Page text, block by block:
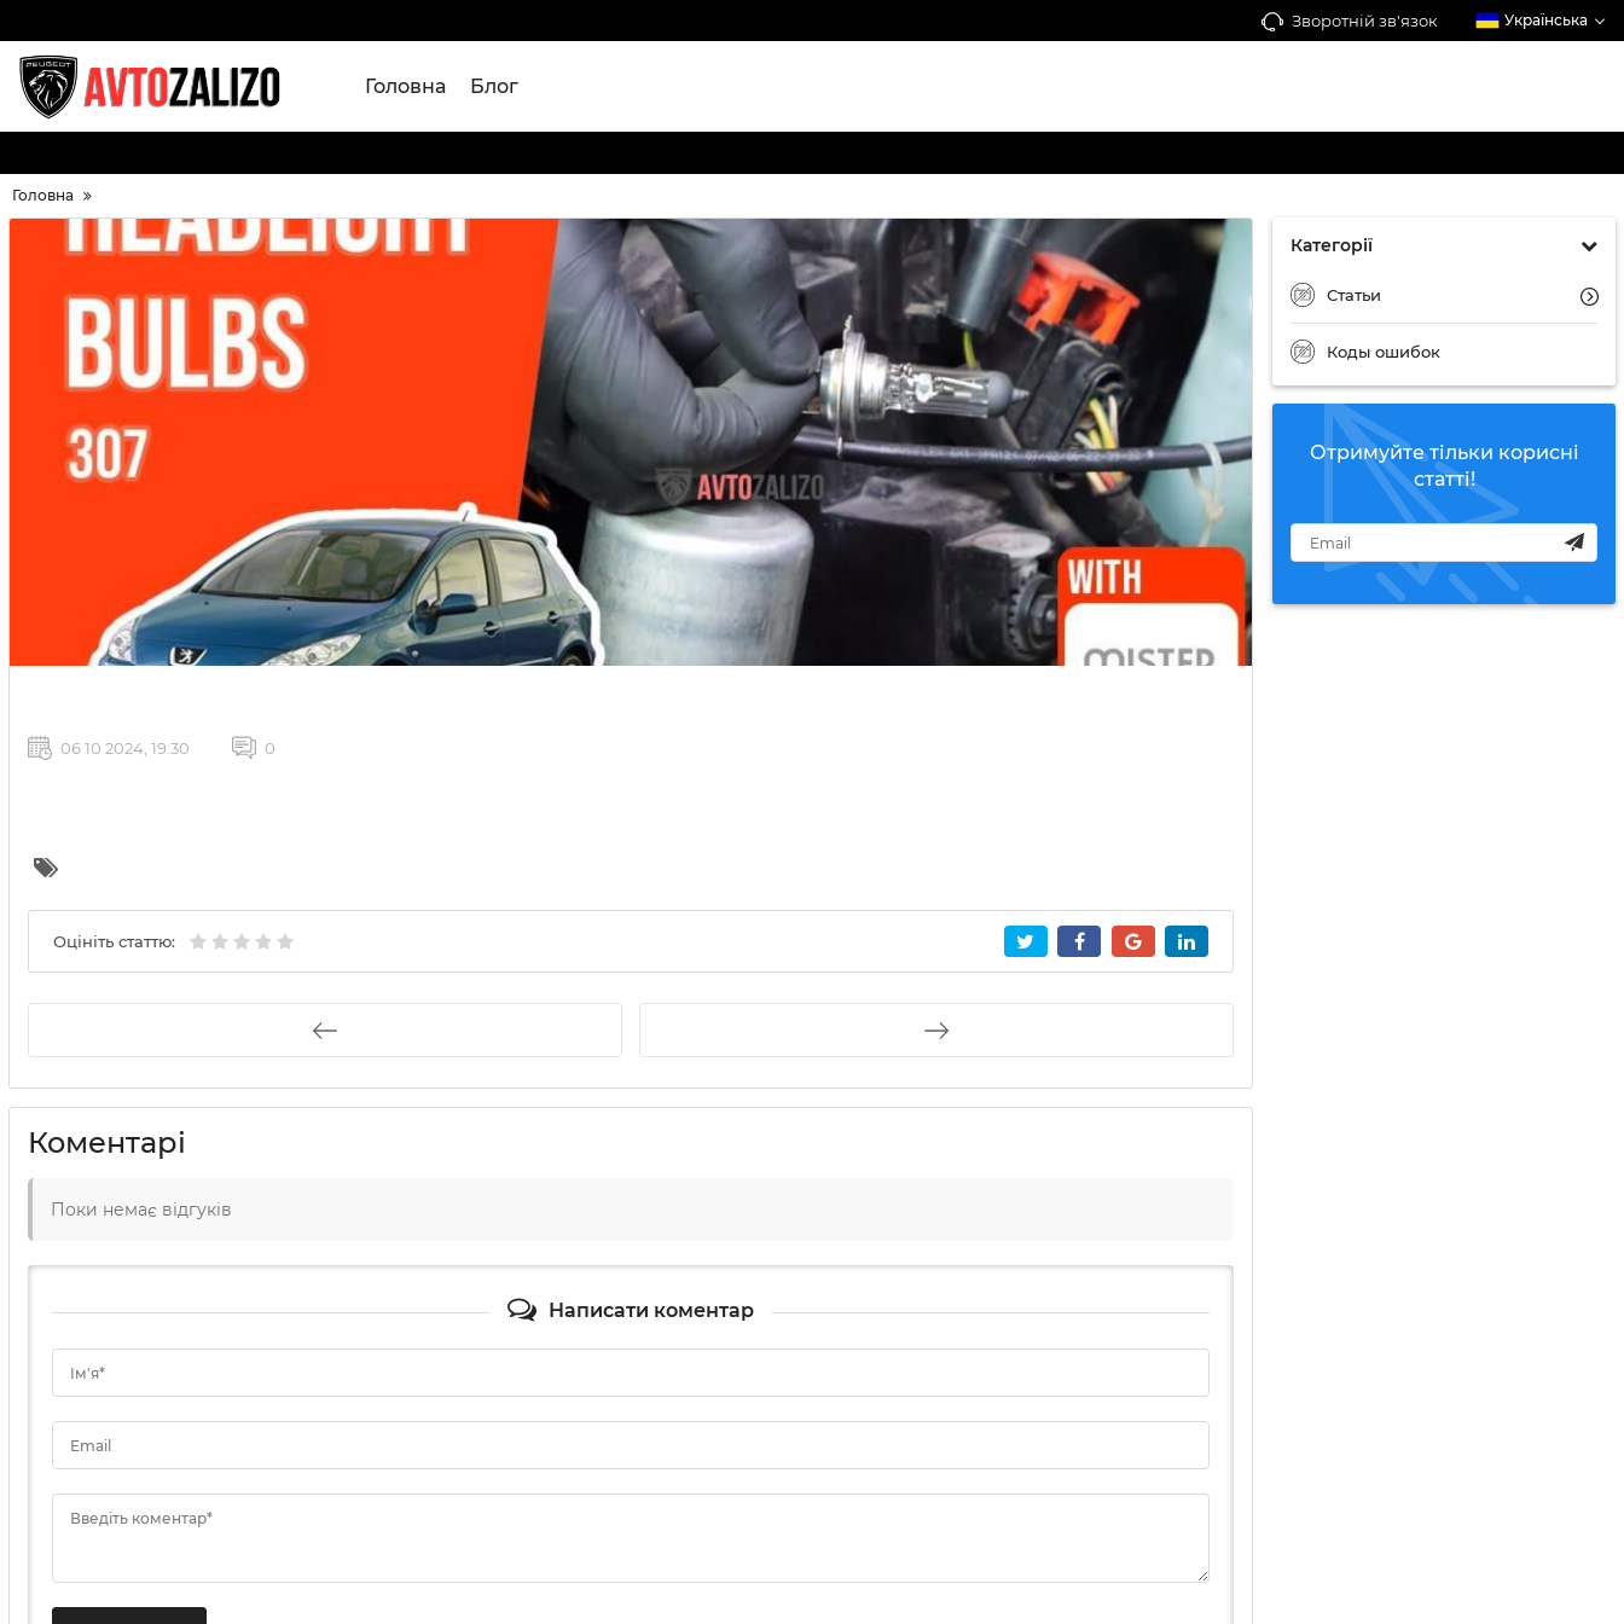
Зворотній зв'язок Українська
Головна Блог
Головна
Категорії
Статьи
Коды ошибок
Отримуйте тільки корисні
статті!
06 10 2024, 19:30 0
Оцініть статтю:
Коментарі
Поки немає відгуків
Написати коментар
Ім'я*
Email
Введіть коментар*